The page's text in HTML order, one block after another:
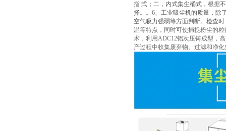
指 式；二，内式集尘桶式，根据
择。。6、工业吸尘机的质量，除
空气吸力强弱等方面判断。检查
温等特点，同时可使捕捉粉尘的
术，利用ADC12铝次压铸成型，
产过程中收集废弃物、过滤和净